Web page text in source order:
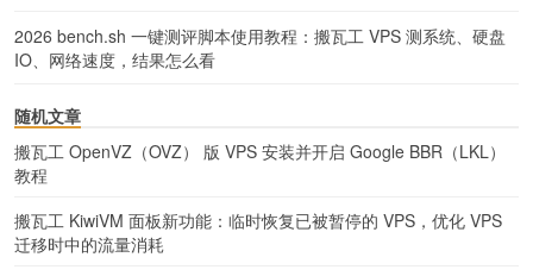
2026 bench.sh 一键测评脚本使用教程：搬瓦工 VPS 测系统、硬盘
IO、网络速度，结果怎么看
随机文章
搬瓦工 OpenVZ（OVZ） 版 VPS 安装并开启 Google BBR（LKL）
教程
搬瓦工 KiwiVM 面板新功能：临时恢复已被暂停的 VPS，优化 VPS
迁移时中的流量消耗